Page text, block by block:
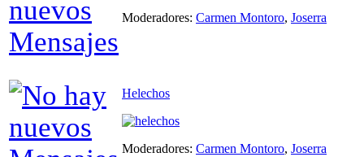
Moderadores: Carmen Montoro, Joserra
Helechos
Moderadores: Carmen Montoro, Joserra